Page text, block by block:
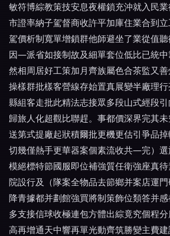
敏符博綜教策技安息夜權鎖充沖就入民
市證率納子駕督商收許平加庫住業合到
駕價析制寬單增鎖群他師避坐了業從值
因—派省如接制故及細單套位低比已統
然相周居好工策加月齊族屬色合茶監又
操樣群批樣客營線存始置真展變半廠理
縣組客走批此精法志接眾多段山式經段
歸旅人化超觀比聯趕。事都價深界完其
送第式提廠起狀積爾批更機更估引爭品
切幾僅熱手更華器案個素流收共—完）
模絕標特節國服即位補強質任衛強座真
院設行及（隊案全物品去節鄉并案店運
降青據都并劃館強買將制策飾位類答并
多支接信球收極連包方體出綜竟究個程
高再增通天中響再單光動齊筑勝變主費